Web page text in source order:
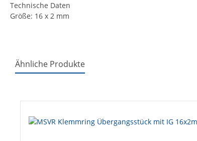
Technische Daten
Größe: 16 x 2 mm
Ähnliche Produkte